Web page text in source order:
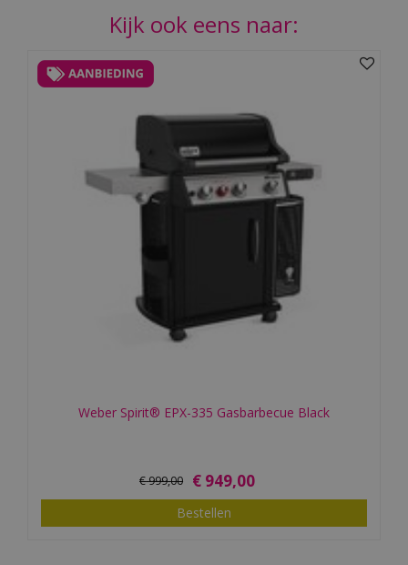
Kijk ook eens naar:
Weber Spirit® EPX-335 Gasbarbecue Black
€999,00 € 949,00
Bestellen